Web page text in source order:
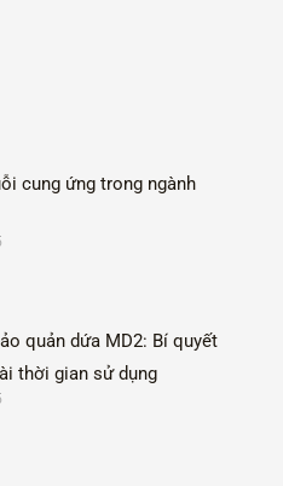
cung ứng trong ngành
quản dứa MD2: Bí quyết
thời gian sử dụng